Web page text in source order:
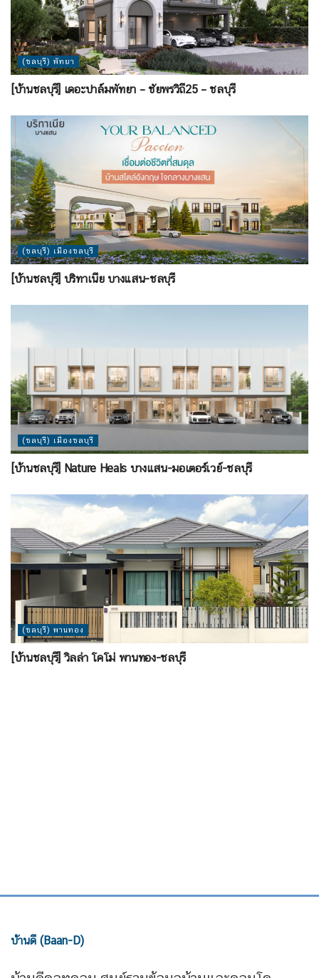
(ชลบุรี) พัทยา
[บ้านชลบุรี] เดอะปาล์มพัทยา – ชัยพรวิถี25 – ชลบุรี
(ชลบุรี) เมืองชลบุรี
[บ้านชลบุรี] บริทาเนีย บางแสน-ชลบุรี
(ชลบุรี) เมืองชลบุรี
[บ้านชลบุรี] Nature Heals บางแสน-มอเตอร์เวย์-ชลบุรี
(ชลบุรี) พานทอง
[บ้านชลบุรี] วิลล่า โคโม่ พานทอง-ชลบุรี
บ้านดี (Baan-D)